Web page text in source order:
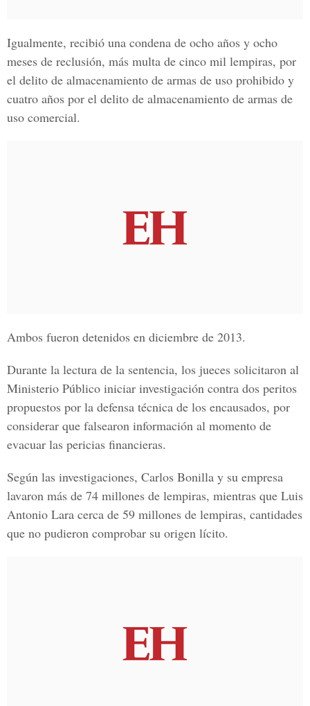
Igualmente, recibió una condena de ocho años y ocho
meses de reclusión, más multa de cinco mil lempiras, por
el delito de almacenamiento de armas de uso prohibido y
cuatro años por el delito de almacenamiento de armas de
uso comercial.
Ambos fueron detenidos en diciembre de 2013.
Durante la lectura de la sentencia, los jueces solicitaron al
Ministerio Público iniciar investigación contra dos peritos
propuestos por la defensa técnica de los encausados, por
considerar que falsearon información al momento de
evacuar las pericias financieras.
Según las investigaciones, Carlos Bonilla y su empresa
lavaron más de 74 millones de lempiras, mientras que Luis
Antonio Lara cerca de 59 millones de lempiras, cantidades
que no pudieron comprobar su origen lícito.